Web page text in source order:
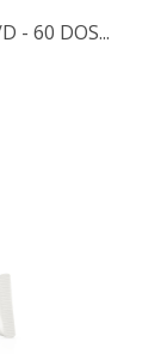
- 60 DOS...